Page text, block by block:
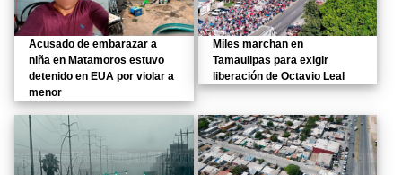
Acusado de embarazar a
niña en Matamoros estuvo
detenido en EUA por violar a
menor
Miles marchan en
Tamaulipas para exigir
liberación de Octavio Leal